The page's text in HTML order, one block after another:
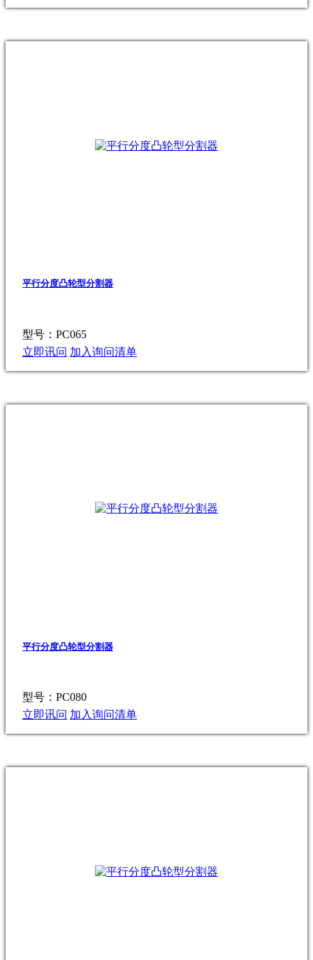
平行分度凸轮型分割器
型号：PC065
立即讯问 加入询问清单
平行分度凸轮型分割器
型号：PC080
立即讯问 加入询问清单